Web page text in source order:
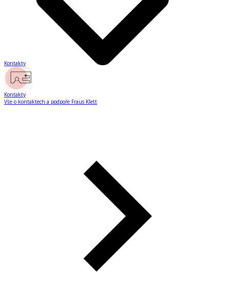
Kontakty
Kontakty
Vše o kontaktech a podpoře Fraus Klett